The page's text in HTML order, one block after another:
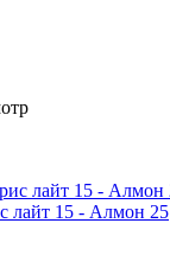
лайт 15 - Алмон 25